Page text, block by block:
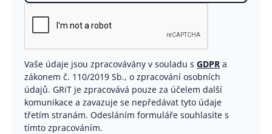
Vaše údaje jsou zpracovávány v souladu sGDPR a
zákonem č. 110/2019 Sb., o zpracování osobních
údajů. GRiT je zpracovává pouze za účelem další
komunikace a zavazuje se nepředávat tyto údaje
třetím stranám. Odesláním formuláře souhlasíte s
tímto zpracováním.